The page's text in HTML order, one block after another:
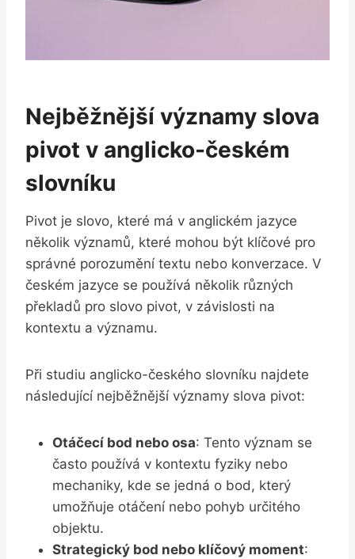
Nejběžnější významy slova
pivot v anglicko-českém
slovníku
Pivot je slovo, které má v anglickém jazyce
několik významů, které mohou být klíčové pro
správné porozumění textu nebo konverzace. V
českém jazyce se používá několik různých
překladů pro slovo pivot, v závislosti na
kontextu a významu.
Při studiu anglicko-českého slovníku najdete
následující nejběžnější významy slova pivot:
Otáčecí bod nebo osa: Tento význam se
často používá v kontextu fyziky nebo
mechaniky, kde se jedná o bod, který
umožňuje otáčení nebo pohyb určitého
objektu.
Strategický bod nebo klíčový moment: